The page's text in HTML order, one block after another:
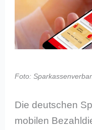
Foto:
Die deutschen
mobilen